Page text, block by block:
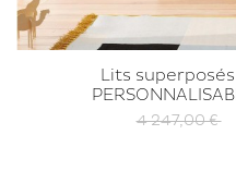
Lits
4 247,00 €